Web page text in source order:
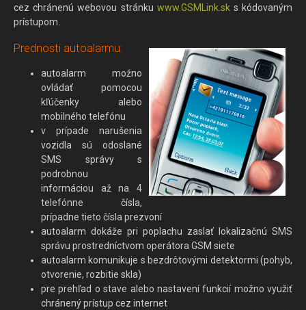
cez chránenú webovou stránku www.GSMLink.sks kódovaným
prístupom.
Prednosti autoalarmu:
autoalarm možno
ovládať pomocou
kľúčenky alebo
mobilného telefónu
v prípade narušenia
vozidla sú odoslané
SMS správy s
podrobnou
informáciou až na 4
telefónne čísla,
prípadne tieto čísla prezvoní
autoalarm dokáže pri poplachu zaslať lokalizačnú SMS
správu prostredníctvom operátora GSM siete
autoalarm komunikuje s bezdrôtovými detektormi (pohyb,
otvorenie, rozbitie skla)
pre prehľad o stave alebo nastavení funkcií možno využiť
chránený prístup cez internet